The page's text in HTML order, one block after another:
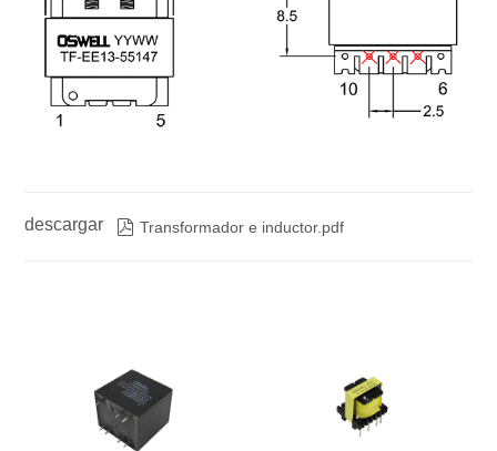
descargar  Transformador e inductor.pdf